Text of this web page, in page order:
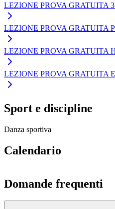
LEZIONE PROVA GRATUITA
LEZIONE PROVA GRATUITA
LEZIONE PROVA GRATUITA
LEZIONE PROVA GRATUITA
Sport e discipline
Danza sportiva
Calendario
Domande frequenti